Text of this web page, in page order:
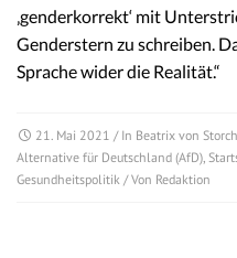
‚genderkorrekt‘ mit
Genderstern zu schreiben.
Sprache wider die Realität.“
21. Mai 2021 / In Beatrix von Storch
Alternative für Deutschland (AfD)
Gesundheitspolitik / Von Redaktion